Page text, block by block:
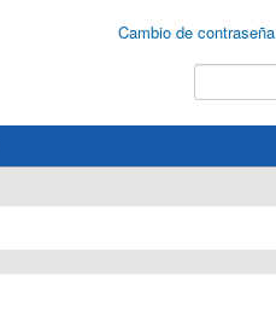
Cambio de contraseña